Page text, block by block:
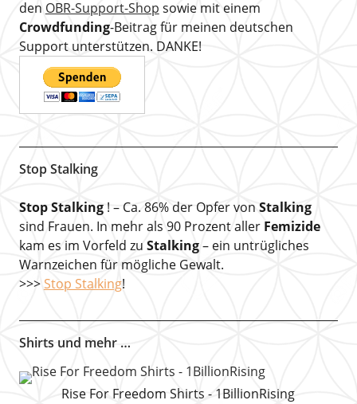
den OBR-Support-Shop sowie mit einem
Crowdfunding-Beitrag für meinen deutschen
Support unterstützen. DANKE!
Stop Stalking
Stop Stalking! – Ca. 86% der Opfer von Stalking
sind Frauen. In mehr als 90 Prozent aller Femizide
kam es im Vorfeld zu Stalking– ein untrügliches
Warnzeichen für mögliche Gewalt.
>>> Stop Stalking!
Shirts und mehr …
Rise For Freedom Shirts - 1BillionRising